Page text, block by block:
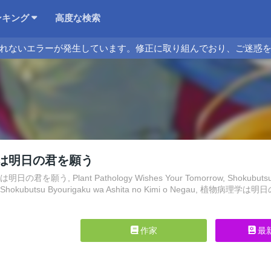
ング 高度な検索
ないエラーが発生しています。修正に取り組んでおり、ご迷惑
明日の君を願う
明日の君を願う, Plant Pathology Wishes Your Tomorrow,
Byourigaku wa Ashita no Kimi o Negau, 植物病理学は明
作家 最